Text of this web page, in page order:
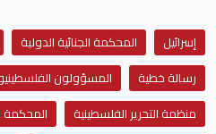
إسرائيل المحكمة الجنائية الدولية
رسالة خطية
المسؤولون
منظمة التحرير الفلسطينية
المحكمة